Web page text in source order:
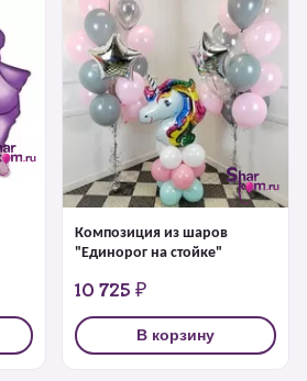
Композиция из шаров
"Единорог на стойке"
10 725 ₽
В корзину